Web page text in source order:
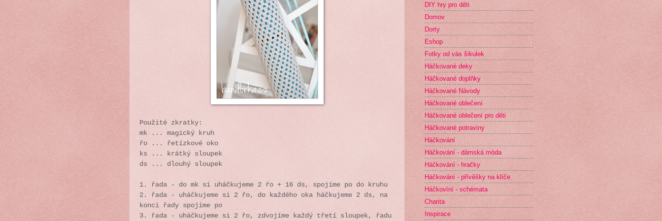
Použité zkratky:
mk ... magický kruh
řo ... řetízkové oko
ks ... krátký sloupek
ds ... dlouhý sloupek
1. řada - do mk si uháčkujeme 2 řo + 16 ds, spojíme po do kruhu
2. řada - uháčkujeme si 2 řo, do každého oka háčkujeme 2 ds, na
konci řady spojíme po
3. řada - uháčkujeme si 2 řo, zdvojíme každý třetí sloupek, řadu
DIY hry pro děti
Domov
Dorty
Eshop
Fotky od vás šikulek
Háčkované deky
Háčkované doplňky
Háčkované Návody
Háčkované oblečení
Háčkované oblečení pro děti
Háčkované potraviny
Háčkování
Háčkování - dámská móda
Háčkování - hračky
Háčkování - přívěšky na klíče
Háčkovíní - schémata
Charita
Inspirace